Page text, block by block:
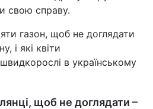
Інциденти
Погода
свою справу.
газон, щоб не доглядати
і які квіти
в українському
щоб не доглядати –